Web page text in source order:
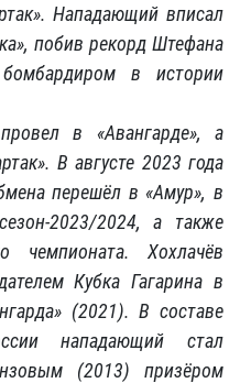
Нападающий вписал
побив рекорд Штефана
в истории
в «Авангарде», а
В августе 2023 года
перешёл в «Амур», в
2023/2024, а также
чемпионата. Хохлачёв
Кубка Гагарина в
(2021). В составе
нападающий стал
(2013) призёром